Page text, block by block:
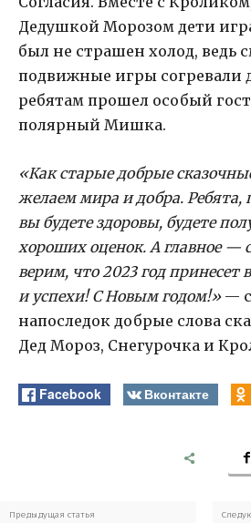
Дедушкой Морозом дети
был не страшен холод, ведь
подвижные игры согревали
ребятам прошел особый
полярный Мишка.
«Как старые добрые
желаем мира и добра. Ребята,
вы будете здоровы, будете
хороших оценок. А главное —
верим, что 2023 год принесет
и успехи! С Новым годом!»—
напоследок добрые слова
Дед Мороз, Снегурочка и
Facebook Вконтакте
Предыдущая статья